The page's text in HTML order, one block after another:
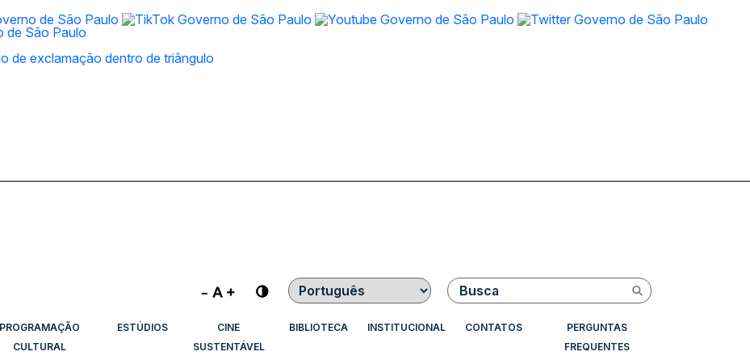
Contraste Buscar
PROGRAMAÇÃO
CULTURAL
ESTÚDIOS
CINE
SUSTENTÁVEL
BIBLIOTECA INSTITUCIONAL CONTATOS
PERGUNTAS
FREQUENTES